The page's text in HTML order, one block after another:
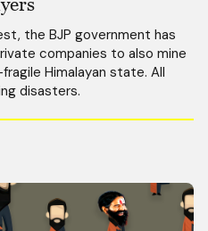
the BJP government has
companies to also mine
Himalayan state. All
disasters.